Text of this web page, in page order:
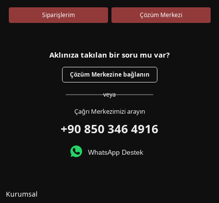
Siparişlerim Çözüm Merkezi
Aklınıza takılan bir soru mu var?
Çözüm Merkezine bağlanın
veya
Çağrı Merkezimizi arayın
+90 850 346 4916
WhatsApp Destek
Kurumsal